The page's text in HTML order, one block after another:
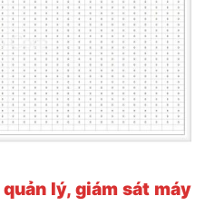
quản lý, giám sát máy